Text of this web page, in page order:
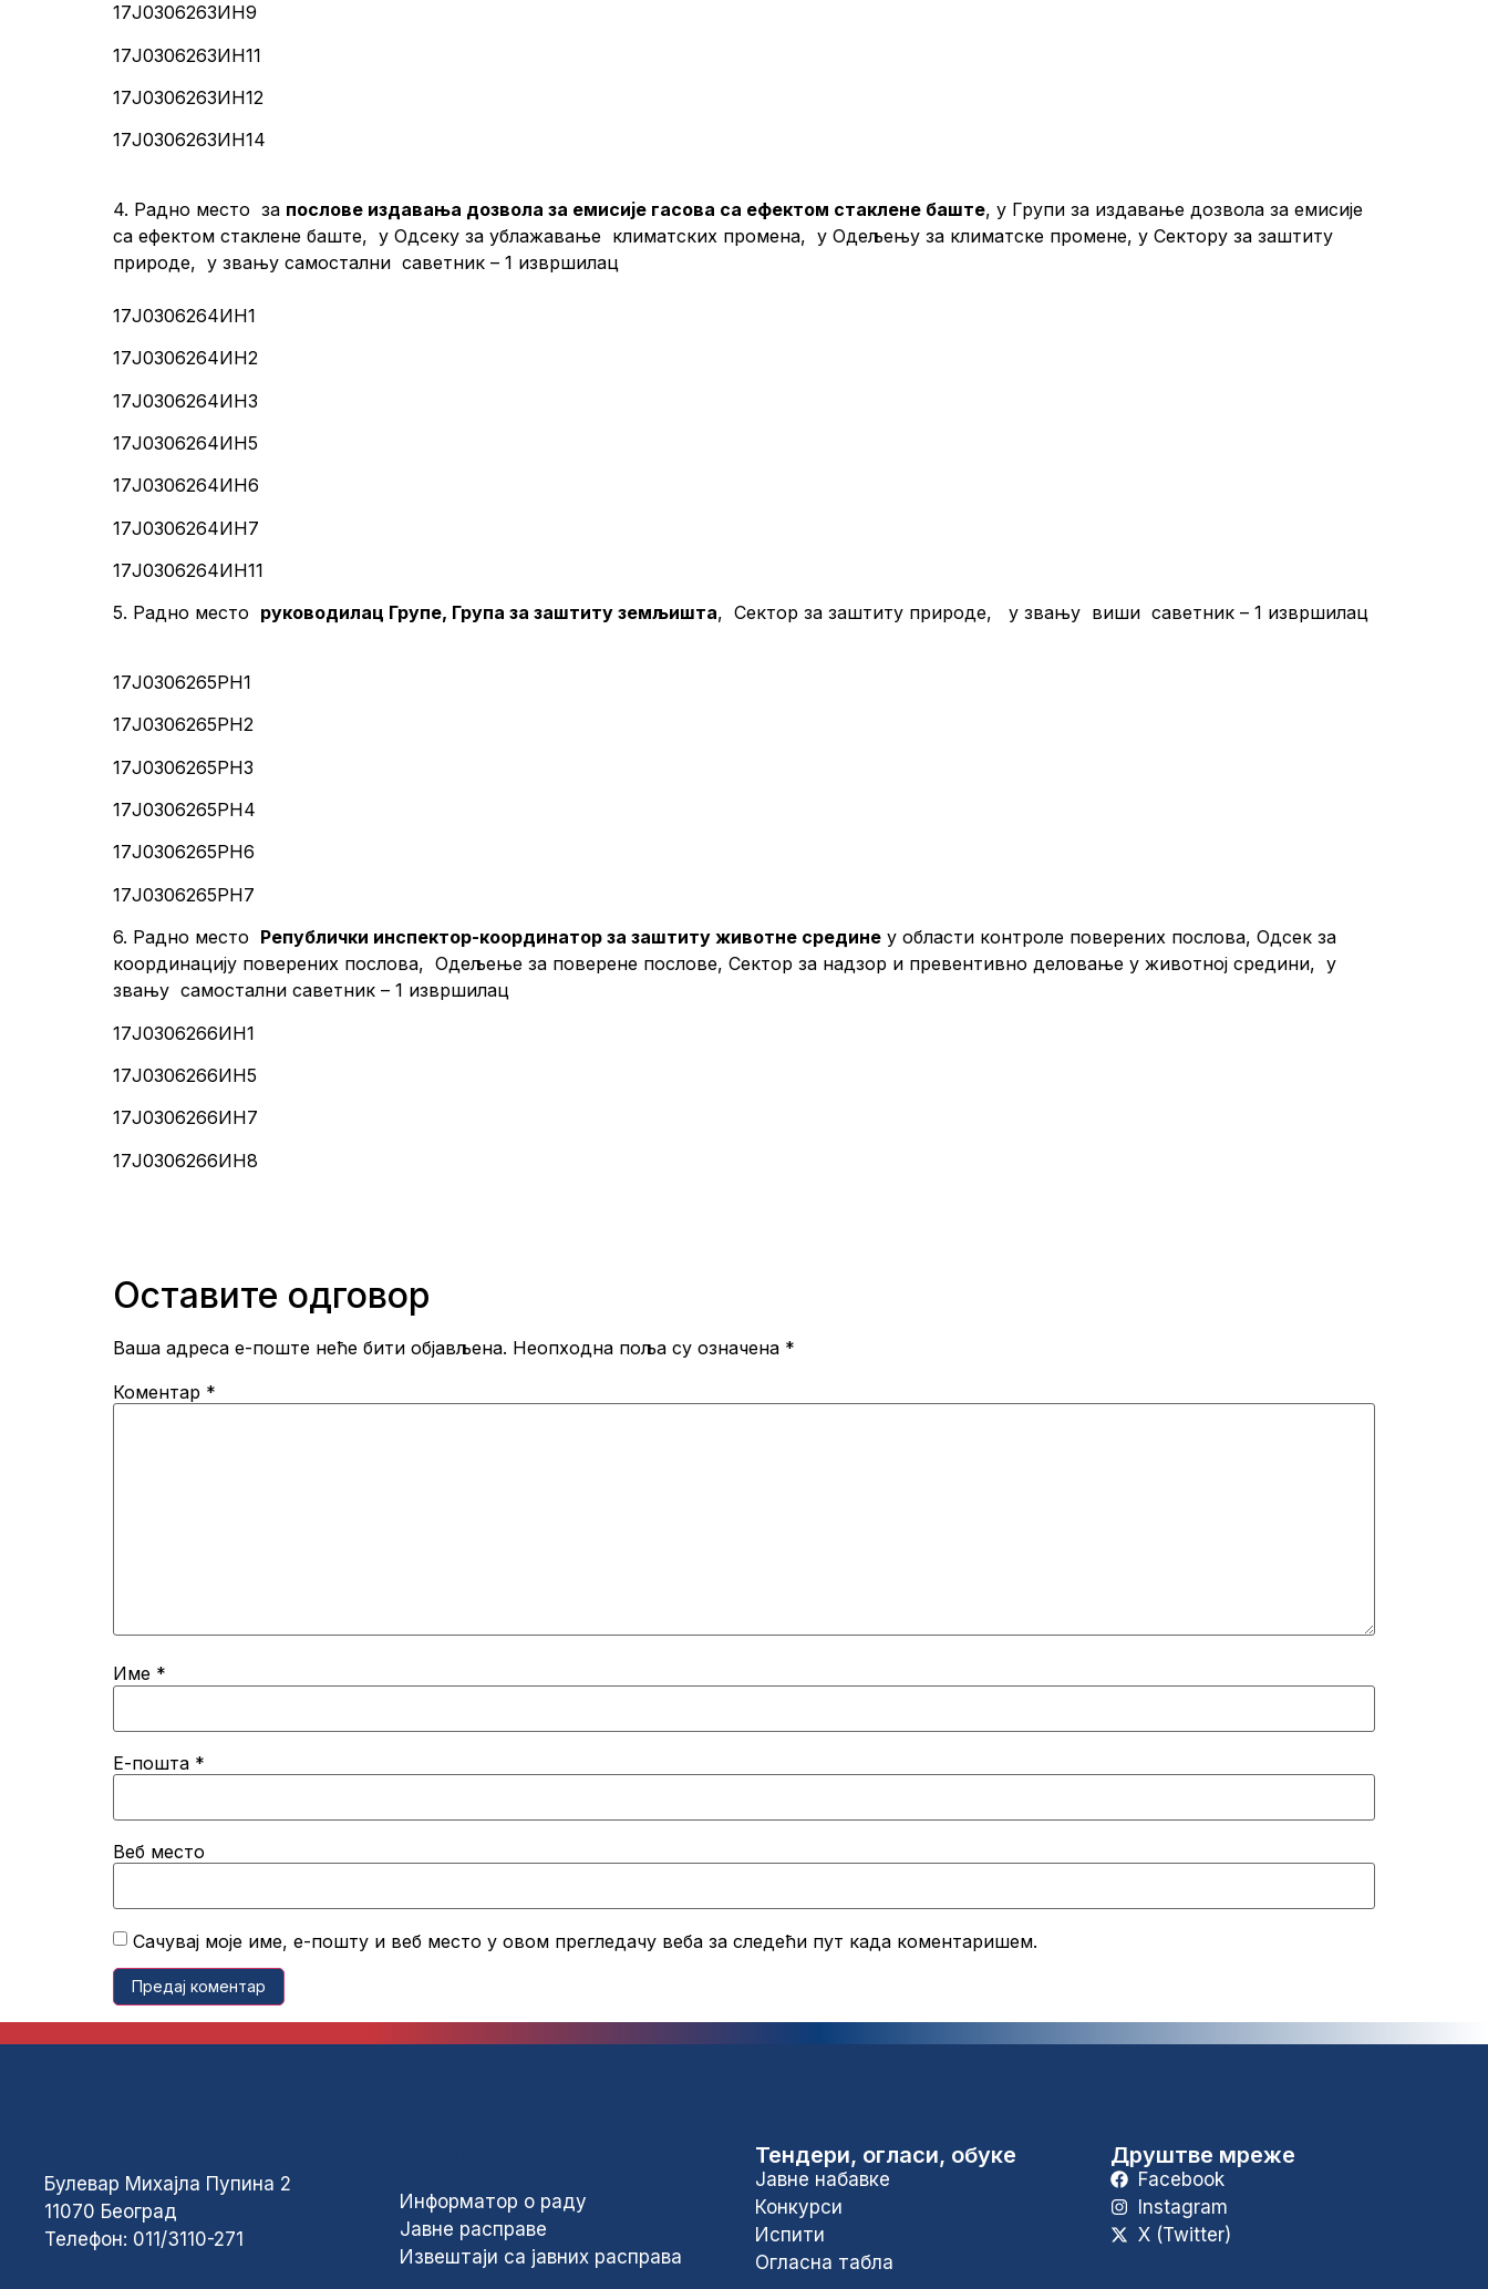
17Ј0306263ИН9
17Ј0306263ИН11
17Ј0306263ИН12
17Ј0306263ИН14
4. Радно место за послове издавања дозвола за емисије гасова са ефектом стаклене баште, у Групи за издавање дозвола за емисије
са ефектом стаклене баште, у Одсеку за ублажавање климатских промена, у Одељењу за климатске промене, у Сектору за заштиту
природе, у звању самостални саветник – 1 извршилац
17Ј0306264ИН1
17Ј0306264ИН2
17Ј0306264ИН3
17Ј0306264ИН5
17Ј0306264ИН6
17Ј0306264ИН7
17Ј0306264ИН11
5. Радно место руководилац Групе, Група за заштиту земљишта, Сектор за заштиту природе, у звању виши саветник – 1 извршилац
17Ј0306265РН1
17Ј0306265РН2
17Ј0306265РН3
17Ј0306265РН4
17Ј0306265РН6
17Ј0306265РН7
6. Радно место Републички инспектор-координатор за заштиту животне средине у области контроле поверених послова, Одсек за
координацију поверених послова, Одељење за поверене послове, Сектор за надзор и превентивно деловање у животној средини, у
звању самостални саветник – 1 извршилац
17Ј0306266ИН1
17Ј0306266ИН5
17Ј0306266ИН7
17Ј0306266ИН8
Оставите одговор
Ваша адреса е-поште неће бити објављена. Неопходна поља су означена *
Коментар *
Име *
Е-пошта *
Веб место
Сачувај моје име, е-пошту и веб место у овом прегледачу веба за следећи пут када коментаришем.
Булевар Михајла Пупина 2
11070 Београд
Телефон: 011/3110-271
Информатор о раду
Јавне расправе
Извештаји са јавних расправа
Тендери, огласи, обуке
Јавне набавке
Конкурси
Испити
Огласна табла
Друштве мреже
Facebook
Instagram
X (Twitter)